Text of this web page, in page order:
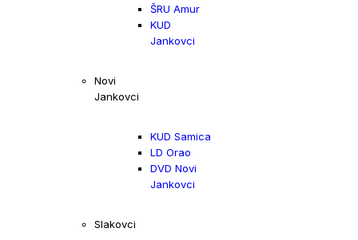
ŠRU Amur
KUD
Jankovci
Novi
Jankovci
KUD Samica
LD Orao
DVD Novi
Jankovci
Slakovci